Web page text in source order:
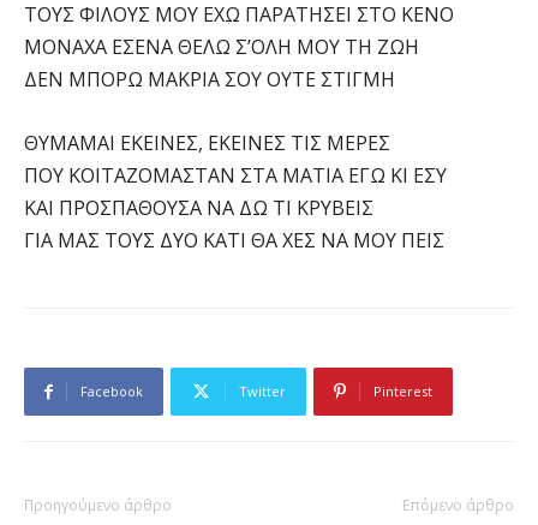
ΤΟΥΣ ΦΙΛΟΥΣ ΜΟΥ ΕΧΩ ΠΑΡΑΤΗΣΕΙ ΣΤΟ ΚΕΝΟ
ΜΟΝΑΧΑ ΕΣΕΝΑ ΘΕΛΩ Σ’ΟΛΗ ΜΟΥ ΤΗ ΖΩΗ
ΔΕΝ ΜΠΟΡΩ ΜΑΚΡΙΑ ΣΟΥ ΟΥΤΕ ΣΤΙΓΜΗ
ΘΥΜΑΜΑΙ ΕΚΕΙΝΕΣ, ΕΚΕΙΝΕΣ ΤΙΣ ΜΕΡΕΣ
ΠΟΥ ΚΟΙΤΑΖΟΜΑΣΤΑΝ ΣΤΑ ΜΑΤΙΑ ΕΓΩ ΚΙ ΕΣΥ
ΚΑΙ ΠΡΟΣΠΑΘΟΥΣΑ ΝΑ ΔΩ ΤΙ ΚΡΥΒΕΙΣ
ΓΙΑ ΜΑΣ ΤΟΥΣ ΔΥΟ ΚΑΤΙ ΘΑ ΧΕΣ ΝΑ ΜΟΥ ΠΕΙΣ
Facebook Twitter Pinterest
Προηγούμενο άρθρο Επόμενο άρθρο